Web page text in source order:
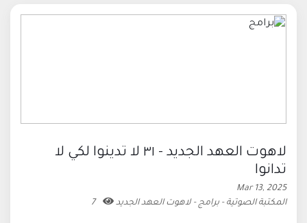
لاهوت العهد الجديد - ٣١ لا تدينوا لكي لا
تدانوا
Mar 13, 2025
المكتبة الصوتية - برامج - لاهوت العهد الجديد
7